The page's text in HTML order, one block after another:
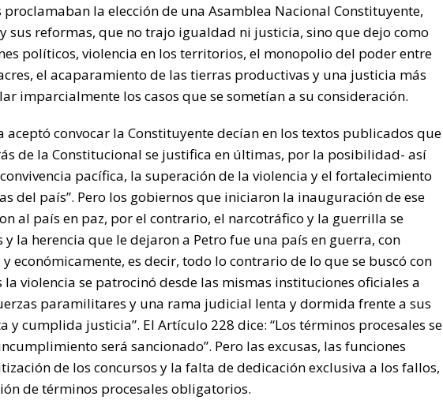
la elección de una Asamblea Nacional Constituyente,
sus reformas, que no trajo igualdad ni justicia, sino que dejo como
políticos, violencia en los territorios, el monopolio del poder entre
el acaparamiento de las tierras productivas y una justicia más
imparcialmente los casos que se sometían a su consideración.
aceptó convocar la Constituyente decían en los textos publicados que
de la Constitucional se justifica en últimas, por la posibilidad- así
pacífica, la superación de la violencia y el fortalecimiento
del país”. Pero los gobiernos que iniciaron la inauguración de ese
al país en paz, por el contrario, el narcotráfico y la guerrilla se
la herencia que le dejaron a Petro fue una país en guerra, con
económicamente, es decir, todo lo contrario de lo que se buscó con
la violencia se patrocinó desde las mismas instituciones oficiales a
paramilitares y una rama judicial lenta y dormida frente a sus
y cumplida justicia”. El Artículo 228 dice: “Los términos procesales se
será sancionado”. Pero las excusas, las funciones
de los concursos y la falta de dedicación exclusiva a los fallos,
de términos procesales obligatorios.